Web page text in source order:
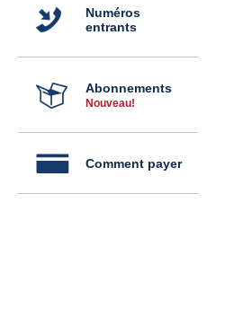
Numéros
entrants
Abonnements
Nouveau!
Comment payer